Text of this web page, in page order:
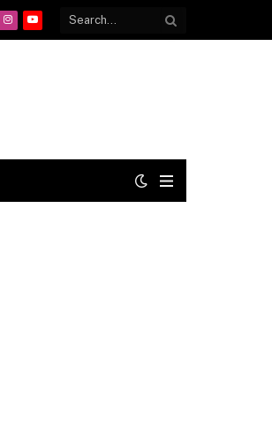
InstagramYouTube